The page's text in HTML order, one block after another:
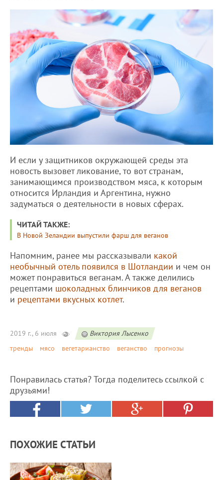
И если у защитников окружающей среды эта
новость вызовет ликование, то вот странам,
занимающимся производством мяса, к которым
относится Ирландия и Аргентина, нужно
задуматься о деятельности в новых сферах.
ЧИТАЙ ТАКЖЕ:
В Новой Зеландии выпустили фарш для веганов
Напомним, ранее мы рассказывали какой
необычный отель появился в Шотландии и чем он
может понравиться веганам. А также делились
рецептами шоколадных блинчиков для веганов
и рецептами вкусных котлет.
2019 г., 6 июля
Виктория Лысенко
тренды
мясо вегетарианство веганство прогнозы
Понравилась статья? Тогда поделитесь ссылкой с
друзьями!
ПОХОЖИЕ СТАТЬИ